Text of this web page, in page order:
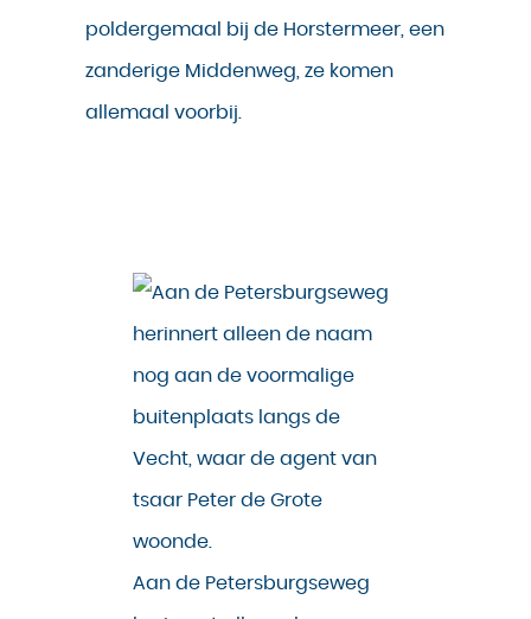
poldergemaal bij de Horstermeer, een
zanderige Middenweg, ze komen
allemaal voorbij.
Aan de Petersburgseweg